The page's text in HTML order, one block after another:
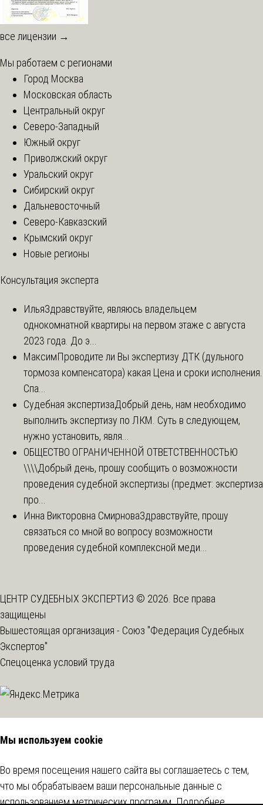
все лицензии →
Мы работаем с регионами
Город Москва
Московская область
Центральный округ
Северо-Западный
Южный округ
Приволжский округ
Уральский округ
Сибирский округ
Дальневосточный
Северо-Кавказский
Крымский округ
Новые регионы
Консультация эксперта
ИльяЗдравствуйте, являюсь владельцем
однокомнатной квартиры на первом этаже с августа
2023 года. До э...
МаксимПроводите ли Вы экспертизу ДТК (дульного
тормоза компенсатора) какая Цена и сроки исполнения.
Спа...
Судебная экспертизаДобрый день, нам необходимо
выполнить экспертизу по ЛКМ. Суть в следующем,
нужно установить, явля...
ОБЩЕСТВО ОГРАНИЧЕННОЙ ОТВЕТСТВЕННОСТЬЮ
\\\\Добрый день, прошу сообщить о возможности
проведения судебной экспертизы (предмет: экспертиза
про...
Инна Викторовна СмирноваЗдравствуйте, прошу
связаться со мной во вопросу возможности
проведения судебной комплексной меди...
ЦЕНТР СУДЕБНЫХ ЭКСПЕРТИЗ © 2026. Все права
защищены
Вышестоящая организация - Союз "Федерация Судебных
Экспертов"
Спецоценка условий труда
Мы используем cookie
Во время посещения нашего сайта вы соглашаетесь с тем,
что мы обрабатываем ваши персональные данные с
использованием метрических программ.Подробнее